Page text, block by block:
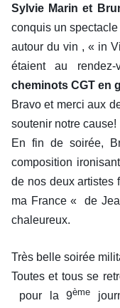
Sylvie Marin et
conquis un
autour du vin , « in
étaient au
cheminots CGT en
Bravo et merci aux
soutenir notre cause!
En fin de soirée,
composition
de nos deux artistes
ma France « de
chaleureux.
Très belle soirée
Toutes et tous se
pour la 9ème